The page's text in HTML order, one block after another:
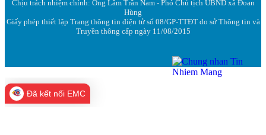
Chịu trách nhiệm chính: Ông Lâm Trần Nam - Phó Chủ tịch UBND xã Đoan
Hùng
Giấy phép thiết lập Trang thông tin điện tử số 08/GP-TTĐT do sở Thông tin và
Truyền thông cấp ngày 11/08/2015
Đã kết nối EMC